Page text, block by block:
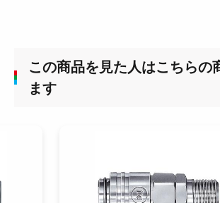
この商品を見た人はこちらの
ます